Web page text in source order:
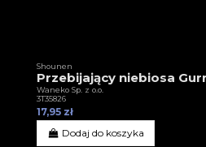
Shounen
Przebijający niebiosa
Waneko Sp. z o.o.
3T35826
17,95 zł
Dodaj do koszyka